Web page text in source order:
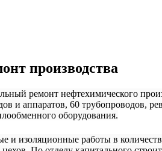
производства
ремонт нефтехимического
и аппаратов, 60 трубопроводов,
оборудования.
и изоляционные работы в